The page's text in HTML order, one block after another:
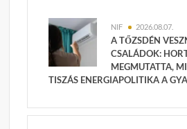
NIF 2026.08.07.
A TŐZSDÉN
CSALÁDOK:
MEGMUTATTA,
TISZÁS ENERGIAPOLITIKA A